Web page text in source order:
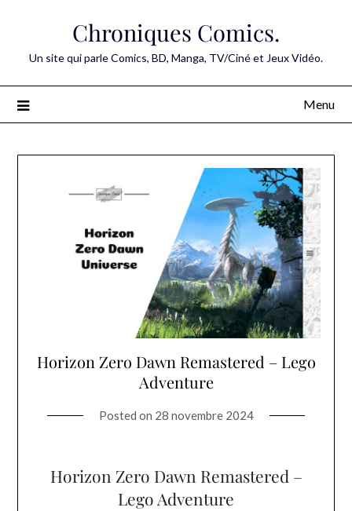
Chroniques Comics.
Un site qui parle Comics, BD, Manga, TV/Ciné et Jeux Vidéo.
Menu
Horizon Zero Dawn Remastered – Lego
Adventure
Posted on 28 novembre 2024
Horizon Zero Dawn Remastered –
Lego Adventure